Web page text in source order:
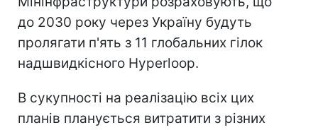
до 2030 року через Україну будуть
пролягати п'ять з 11 глобальних гілок
надшвидкісного Hyperloop.
В сукупності на реалізацію всіх цих
планів планується витратити з різних